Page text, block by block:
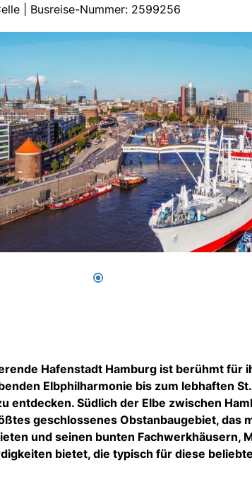
| Busreise-Nummer: 2599256
Hafenstadt Hamburg ist berühmt für
Elbphilharmonie bis zum lebhaften
entdecken. Südlich der Elbe zwischen
geschlossenes Obstanbaugebiet, das
und seinen bunten Fachwerkhäusern,
bietet, die typisch für diese